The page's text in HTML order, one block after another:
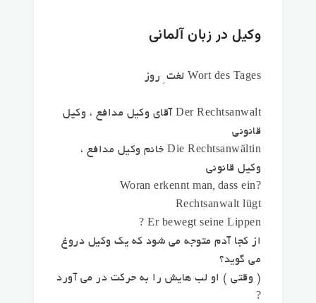
وکیل در زبان آلمانی
Wort des Tages لغت ِ روز
Der Rechtsanwalt آقای وکیل مدافع ، وکیل
قانونی
Die Rechtsanwältin خانم وکیل مدافع ،
وکیل قانونی
?Woran erkennt man, dass ein
Rechtsanwalt lügt
Er bewegt seine Lippen ?
از کجا آدم متوجه می شود که یک وکیل دروغ
می گوید؟
( وقتی ) او لب هایش را به حرکت در می آورد
?